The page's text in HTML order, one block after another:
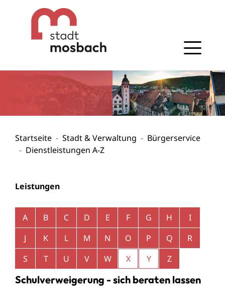
Gehe zum Navigationsbereich
Gehe zum Inhalt
Startseite Stadt & Verwaltung
Bürgerservice
Dienstleistungen A-Z
Leistungen
Alphabetisches Register überspringen
A B C D E F G H
I
J
K L M N O P Q
R
S
T U V W X Y Z
Schulverweigerung - sich beraten lassen